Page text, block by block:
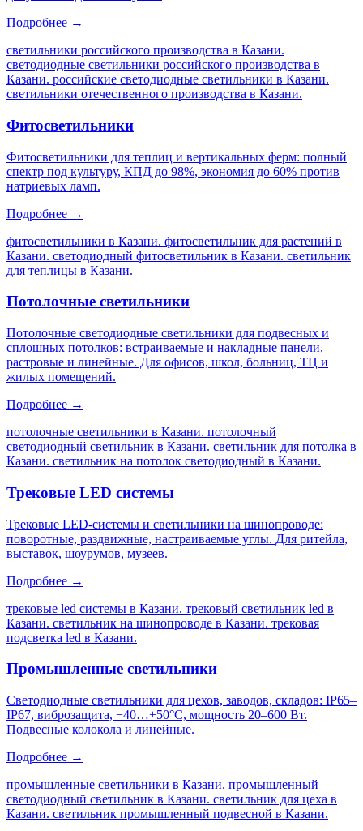
Подробнее →
светильники российского производства в Казани.
светодиодные светильники российского производства в
Казани. российские светодиодные светильники в Казани.
светильники отечественного производства в Казани.
Фитосветильники
Фитосветильники для теплиц и вертикальных ферм: полный
спектр под культуру, КПД до 98%, экономия до 60% против
натриевых ламп.
Подробнее →
фитосветильники в Казани. фитосветильник для растений в
Казани. светодиодный фитосветильник в Казани. светильник
для теплицы в Казани.
Потолочные светильники
Потолочные светодиодные светильники для подвесных и
сплошных потолков: встраиваемые и накладные панели,
растровые и линейные. Для офисов, школ, больниц, ТЦ и
жилых помещений.
Подробнее →
потолочные светильники в Казани. потолочный
светодиодный светильник в Казани. светильник для потолка в
Казани. светильник на потолок светодиодный в Казани.
Трековые LED системы
Трековые LED-системы и светильники на шинопроводе:
поворотные, раздвижные, настраиваемые углы. Для ритейла,
выставок, шоурумов, музеев.
Подробнее →
трековые led системы в Казани. трековый светильник led в
Казани. светильник на шинопроводе в Казани. трековая
подсветка led в Казани.
Промышленные светильники
Светодиодные светильники для цехов, заводов, складов: IP65–
IP67, виброзащита, −40…+50°C, мощность 20–600 Вт.
Подвесные колокола и линейные.
Подробнее →
промышленные светильники в Казани. промышленный
светодиодный светильник в Казани. светильник для цеха в
Казани. светильник промышленный подвесной в Казани.